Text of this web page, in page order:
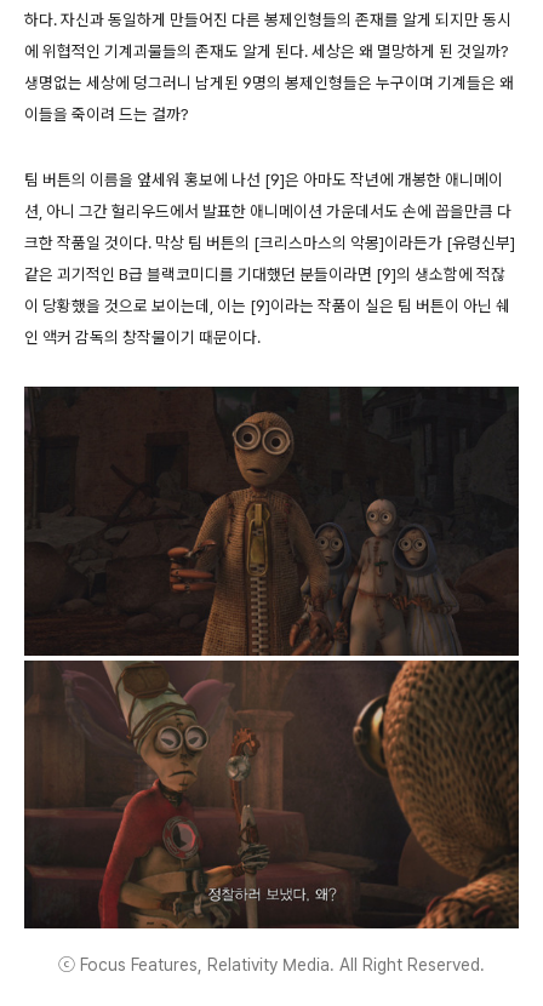
하다. 자신과 동일하게 만들어진 다른 봉제인형들의 존재를 알게 되지만 동시
에 위협적인 기계괴물들의 존재도 알게 된다. 세상은 왜 멸망하게 된 것일까?
생명없는 세상에 덩그러니 남게된 9명의 봉제인형들은 누구이며 기계들은 왜
이들을 죽이려 드는 걸까?
팀 버튼의 이름을 앞세워 홍보에 나선 [9]은 아마도 작년에 개봉한 애니메이
션, 아니 그간 헐리우드에서 발표한 애니메이션 가운데서도 손에 꼽을만큼 다
크한 작품일 것이다. 막상 팀 버튼의 [크리스마스의 악몽]이라든가 [유령신부]
같은 괴기적인 B급 블랙코미디를 기대했던 분들이라면 [9]의 생소함에 적잖
이 당황했을 것으로 보이는데, 이는 [9]이라는 작품이 실은 팀 버튼이 아닌 쉐
인 액커 감독의 창작물이기 때문이다.
ⓒ Focus Features, Relativity Media. All Right Reserved.